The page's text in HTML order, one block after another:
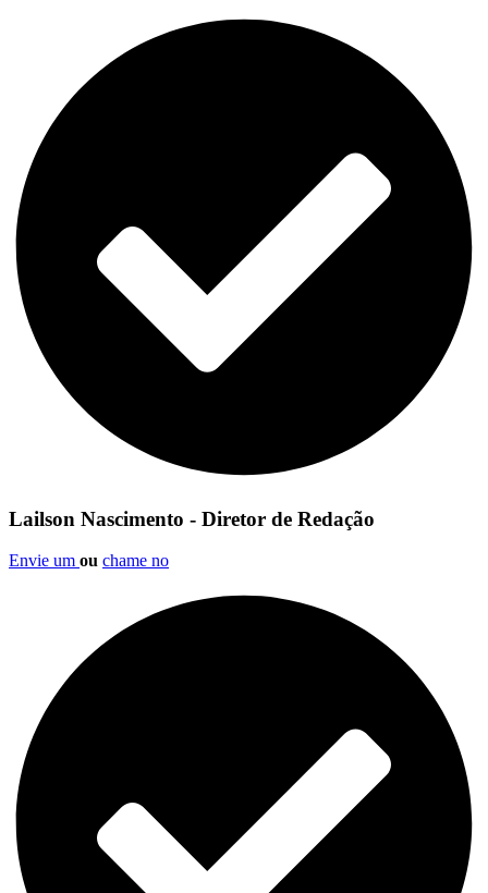
Lailson Nascimento - Diretor de Redação
Envie um ou chame no